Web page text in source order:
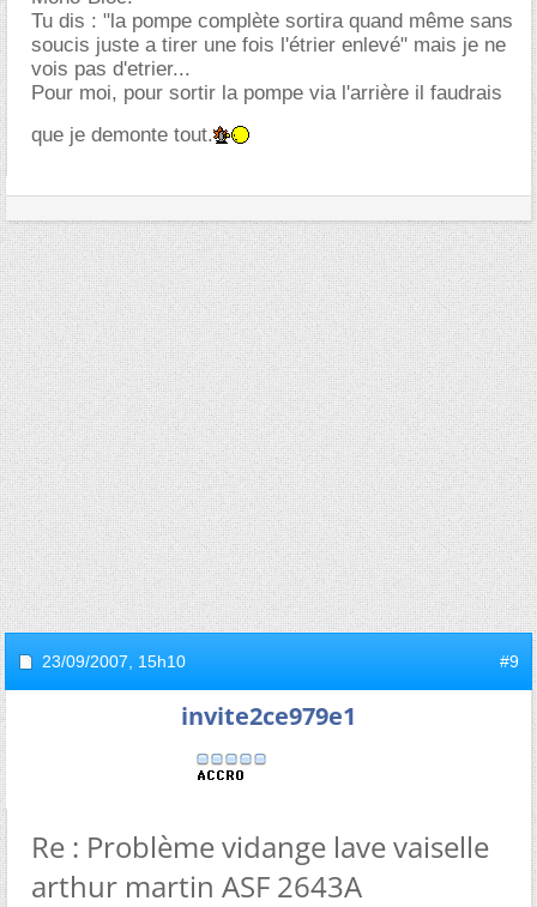
Tu dis : "la pompe complète sortira quand même sans
soucis juste a tirer une fois l'étrier enlevé" mais je ne
vois pas d'etrier...
Pour moi, pour sortir la pompe via l'arrière il faudrais
que je demonte tout.
23/09/2007, 15h10 #9
invite2ce979e1
Re : Problème vidange lave vaiselle
arthur martin ASF 2643A